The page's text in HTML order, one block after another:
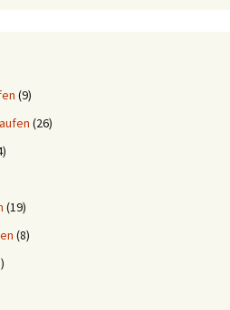
(9)
(26)
(19)
(8)